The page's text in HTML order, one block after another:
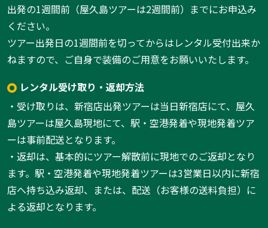
出発の1週間前（屋久島ツアーは2週間前）までにお申込み
ください。
ツアー出発日の1週間前を切ってからはレンタル受付出来か
ねますので、ご自身で装備のご用意をお願いいたします。
レンタル受け取り・返却方法
・受け取りは、新宿店出発ツアーは当日新宿店にて、屋久
島ツアーは屋久島現地にて、駅・空港発着や現地発着ツア
ーは事前配送となります。
・返却は、基本的にツアー解散前に現地でのご返却となり
ます。駅・空港発着や現地発着ツアーは3営業日以内に新宿
店へ持ち込み返却、または、配送（お客様の送料負担）に
よる返却となります。